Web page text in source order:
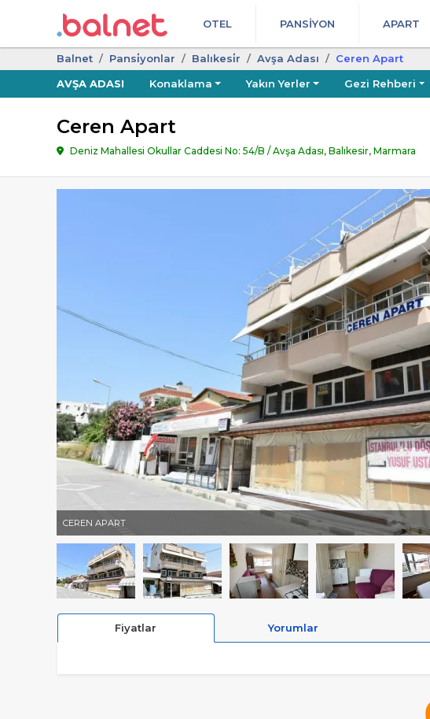
OTEL PANSIYON APART
Balnet Pansi̇yonlar Balıkesi̇r Avşa Adası
Ceren Apart
AVŞA ADASI
Konaklama Yakın Yerler Gezi Rehberi
Ceren Apart
Deniz Mahallesi Okullar Caddesi No: 54/B / Avşa Adası, Balıkesir, Marmara
CEREN APART
Fiyatlar Yorumlar